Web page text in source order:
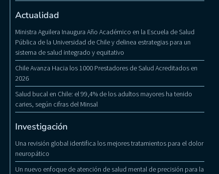
Actualidad
Ministra Aguilera Inaugura Año Académico en la Escuela de Salud
Pública de la Universidad de Chile y delinea estrategias para un
sistema de salud integrado y equitativo
Chile Avanza Hacia los 1000 Prestadores de Salud Acreditados en
2026
Salud bucal en Chile: el 99,4% de los adultos mayores ha tenido
caries, según cifras del Minsal
Investigación
Una revisión global identifica los mejores tratamientos para el dolor
neuropático
Un nuevo enfoque de atención de salud mental de precisión para la